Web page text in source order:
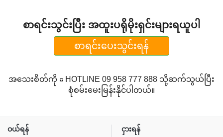
စာရင်းသွင်းပြီး အထူးပရိုမိုးရှင်းများရယူပါ
စာရင်းပေးသွင်းရန်
အသေးစိတ်ကို ☎ HOTLINE 09 958 777 888 သို့ဆက်သွယ်ပြီး
စုံစမ်းမေးမြန်းနိုင်ပါတယ်။
ဝယ်ရန် ငှားရန်